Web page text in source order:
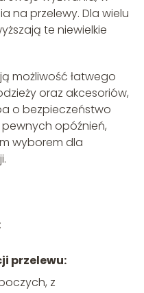
na przelewy. Dla wielu
te niewielkie
możliwość łatwego
oraz akcesoriów,
o bezpieczeństwo
pewnych opóźnień,
wyborem dla
przelewu:
z